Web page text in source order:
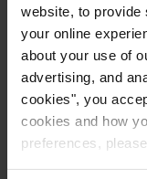
website, to provide
your online
about your use of
advertising, and
cookies", you
cookies and how
preferences,
La resistencia
depósitos de
imprescindible,
se somete a
agua a